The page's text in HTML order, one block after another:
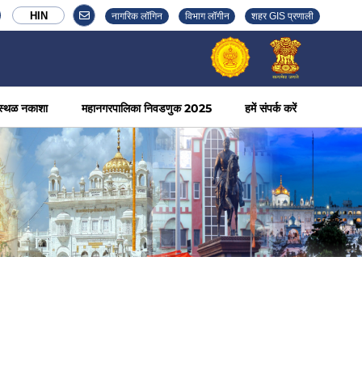
HIN नागरिक लॉगिन विभाग लॉगीन शहर GIS प्रणाली
नकाशा महानगरपालिका निवडणुक 2025 हमें संपर्क करें